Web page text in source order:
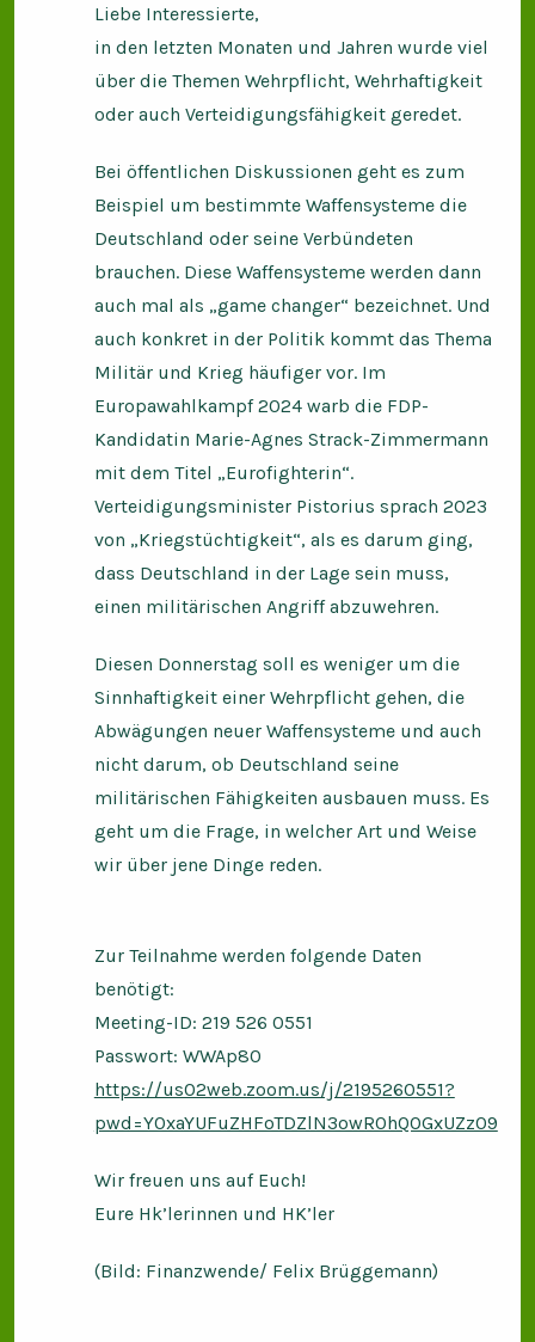
Liebe Interessierte,
in den letzten Monaten und Jahren wurde viel
über die Themen Wehrpflicht, Wehrhaftigkeit
oder auch Verteidigungsfähigkeit geredet.
Bei öffentlichen Diskussionen geht es zum
Beispiel um bestimmte Waffensysteme die
Deutschland oder seine Verbündeten
brauchen. Diese Waffensysteme werden dann
auch mal als „game changer“ bezeichnet. Und
auch konkret in der Politik kommt das Thema
Militär und Krieg häufiger vor. Im
Europawahlkampf 2024 warb die FDP-
Kandidatin Marie-Agnes Strack-Zimmermann
mit dem Titel „Eurofighterin“.
Verteidigungsminister Pistorius sprach 2023
von „Kriegstüchtigkeit“, als es darum ging,
dass Deutschland in der Lage sein muss,
einen militärischen Angriff abzuwehren.
Diesen Donnerstag soll es weniger um die
Sinnhaftigkeit einer Wehrpflicht gehen, die
Abwägungen neuer Waffensysteme und auch
nicht darum, ob Deutschland seine
militärischen Fähigkeiten ausbauen muss. Es
geht um die Frage, in welcher Art und Weise
wir über jene Dinge reden.
Zur Teilnahme werden folgende Daten
benötigt:
Meeting-ID: 219 526 0551
Passwort: WWAp80
https://us02web.zoom.us/j/2195260551?
pwd=Y0xaYUFuZHFoTDZlN3owR0hQOGxUZz09
Wir freuen uns auf Euch!
Eure Hk’lerinnen und HK’ler
(Bild: Finanzwende/ Felix Brüggemann)